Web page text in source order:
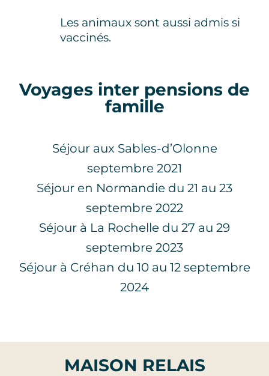
Les animaux sont aussi admis si
vaccinés.
Voyages inter pensions de
famille
Séjour aux Sables-d’Olonne
septembre 2021
Séjour en Normandie du 21 au 23
septembre 2022
Séjour à La Rochelle du 27 au 29
septembre 2023
Séjour à Créhan du 10 au 12 septembre
2024
MAISON RELAIS